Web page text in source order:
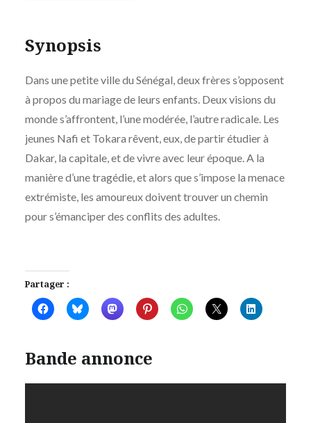
Synopsis
Dans une petite ville du Sénégal, deux frères s’opposent
à propos du mariage de leurs enfants. Deux visions du
monde s’affrontent, l’une modérée, l’autre radicale. Les
jeunes Nafi et Tokara rêvent, eux, de partir étudier à
Dakar, la capitale, et de vivre avec leur époque. A la
manière d’une tragédie, et alors que s’impose la menace
extrémiste, les amoureux doivent trouver un chemin
pour s’émanciper des conflits des adultes.
Partager :
Bande annonce